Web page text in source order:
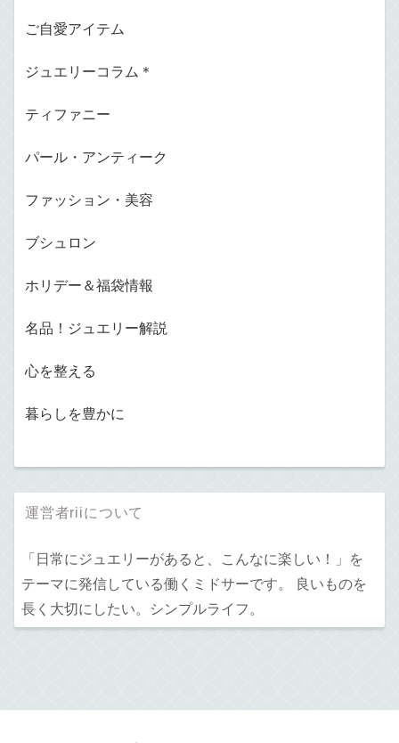
ご自愛アイテム
ジュエリーコラム＊
ティファニー
パール・アンティーク
ファッション・美容
ブシュロン
ホリデー＆福袋情報
名品！ジュエリー解説
心を整える
暮らしを豊かに
運営者riiについて
「日常にジュエリーがあると、こんなに楽しい！」を
テーマに発信している働くミドサーです。 良いものを
長く大切にしたい。シンプルライフ。